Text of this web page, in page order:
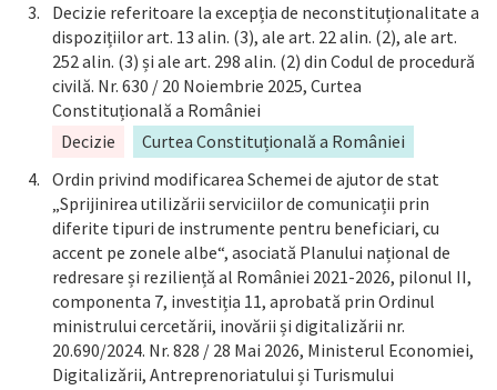
Decizie referitoare la excepția de neconstituționalitate a
dispozițiilor art. 13 alin. (3), ale art. 22 alin. (2), ale art.
252 alin. (3) și ale art. 298 alin. (2) din Codul de procedură
civilă. Nr. 630 / 20 Noiembrie 2025, Curtea
Constituțională a României
Decizie
Curtea Constituțională a României
Ordin privind modificarea Schemei de ajutor de stat
„Sprijinirea utilizării serviciilor de comunicații prin
diferite tipuri de instrumente pentru beneficiari, cu
accent pe zonele albe“, asociată Planului național de
redresare și reziliență al României 2021-2026, pilonul II,
componenta 7, investiția 11, aprobată prin Ordinul
ministrului cercetării, inovării și digitalizării nr.
20.690/2024. Nr. 828 / 28 Mai 2026, Ministerul Economiei,
Digitalizării, Antreprenoriatului și Turismului